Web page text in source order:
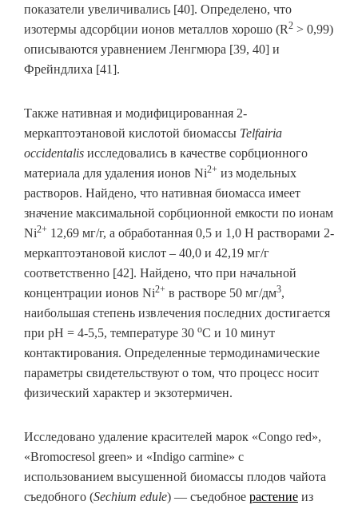
показатели увеличивались [40]. Определено, что
изотермы адсорбции ионов металлов хорошо (R2 > 0,99)
описываются уравнением Ленгмюра [39, 40] и
Фрейндлиха [41].
Также нативная и модифицированная 2-
меркаптоэтановой кислотой биомассы Telfairia
occidentalis исследовались в качестве сорбционного
материала для удаления ионов Ni2+ из модельных
растворов. Найдено, что нативная биомасса имеет
значение максимальной сорбционной емкости по ионам
Ni2+ 12,69 мг/г, а обработанная 0,5 и 1,0 Н растворами 2-
меркаптоэтановой кислот – 40,0 и 42,19 мг/г
соответственно [42]. Найдено, что при начальной
концентрации ионов Ni2+ в растворе 50 мг/дм3,
наибольшая степень извлечения последних достигается
при рН = 4-5,5, температуре 30 оС и 10 минут
контактирования. Определенные термодинамические
параметры свидетельствуют о том, что процесс носит
физический характер и экзотермичен.
Исследовано удаление красителей марок «Congo red»,
«Bromocresol green» и «Indigo carmine» с
использованием высушенной биомассы плодов чайота
съедобного (Sechium edule) — съедобное растение из